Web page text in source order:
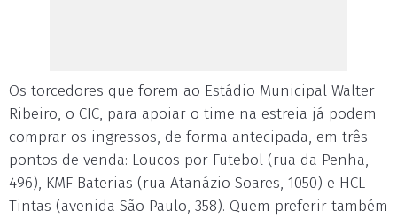
Os torcedores que forem ao Estádio Municipal Walter
Ribeiro, o CIC, para apoiar o time na estreia já podem
comprar os ingressos, de forma antecipada, em três
pontos de venda: Loucos por Futebol (rua da Penha,
496), KMF Baterias (rua Atanázio Soares, 1050) e HCL
Tintas (avenida São Paulo, 358). Quem preferir também